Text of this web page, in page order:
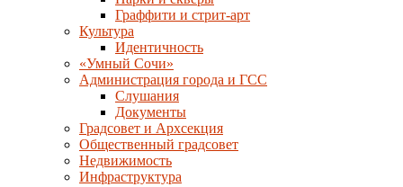
Граффити и стрит-арт
Культура
Идентичность
«Умный Сочи»
Администрация города и ГСС
Слушания
Документы
Градсовет и Архсекция
Общественный градсовет
Недвижимость
Инфраструктура